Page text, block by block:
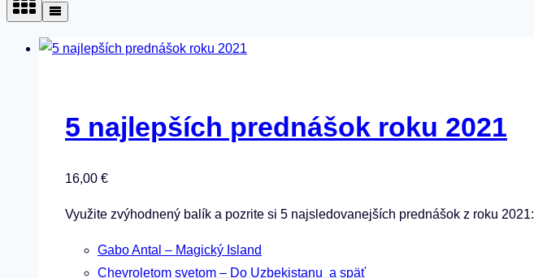
5 najlepších prednášok roku 2021
16,00 €
Využite zvýhodnený balík a pozrite si 5 najsledovanejších prednášok z roku 2021:
Gabo Antal – Magický Island
Chevroletom svetom – Do Uzbekistanu a späť